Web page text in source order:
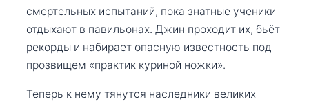
смертельных испытаний, пока знатные ученики
отдыхают в павильонах. Джин проходит их, бьёт
рекорды и набирает опасную известность под
прозвищем «практик куриной ножки».
Теперь к нему тянутся наследники великих